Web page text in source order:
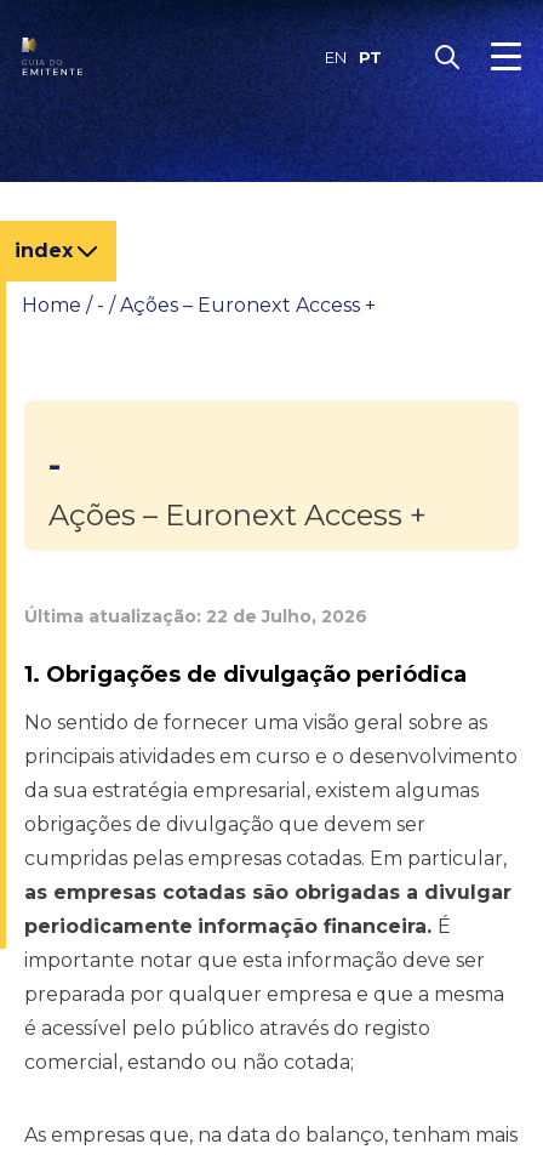
Skip
to
content
EN PT
Home / - /Ações – Euronext Access +
index
-
Ações – Euronext Access +
Última atualização: 22 de Julho, 2026
1. Obrigações de divulgação periódica
No sentido de fornecer uma visão geral sobre as
principais atividades em curso e o desenvolvimento
da sua estratégia empresarial, existem algumas
obrigações de divulgação que devem ser
cumpridas pelas empresas cotadas. Em particular,
as empresas cotadas são obrigadas a divulgar
periodicamente informação financeira. É
importante notar que esta informação deve ser
preparada por qualquer empresa e que a mesma
é acessível pelo público através do registo
comercial, estando ou não cotada;
As empresas que, na data do balanço, tenham mais